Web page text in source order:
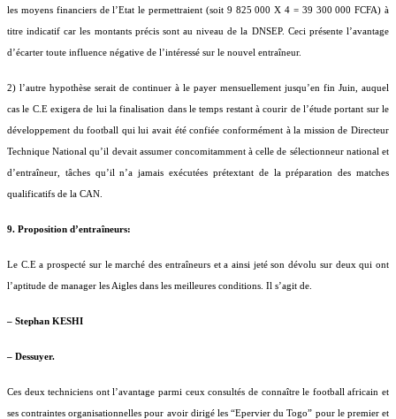
les moyens financiers de l’Etat le permettraient (soit 9 825 000 X 4 = 39 300 000 FCFA) à
titre indicatif car les montants précis sont au niveau de la DNSEP. Ceci présente l’avantage
d’écarter toute influence négative de l’intéressé sur le nouvel entraîneur.
2) l’autre hypothèse serait de continuer à le payer mensuellement jusqu’en fin Juin, auquel
cas le C.E exigera de lui la finalisation dans le temps restant à courir de l’étude portant sur le
développement du football qui lui avait été confiée conformément à la mission de Directeur
Technique National qu’il devait assumer concomitamment à celle de sélectionneur national et
d’entraîneur, tâches qu’il n’a jamais exécutées prétextant de la préparation des matches
qualificatifs de la CAN.
9. Proposition d’entraîneurs:
Le C.E a prospecté sur le marché des entraîneurs et a ainsi jeté son dévolu sur deux qui ont
l’aptitude de manager les Aigles dans les meilleures conditions. Il s’agit de.
– Stephan KESHI
– Dessuyer.
Ces deux techniciens ont l’avantage parmi ceux consultés de connaître le football africain et
ses contraintes organisationnelles pour avoir dirigé les “Epervier du Togo” pour le premier et